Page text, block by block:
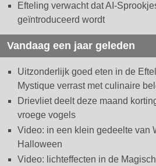
Efteling verwacht dat AI-
geïntroduceerd wordt
Vandaag een jaar geleden
Uitzonderlijk goed eten in de
Mystique verrast met culinaire
Drievliet deelt deze maand
vroege vogels
Video: in een klein gedeelte van
Halloween
Video: lichteffecten in de